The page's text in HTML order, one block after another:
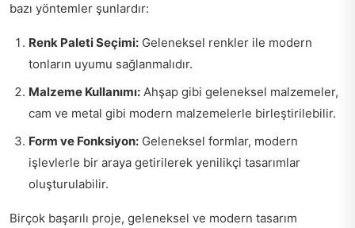
bazı yöntemler şunlardır:
Renk Paleti Seçimi: Geleneksel renkler ile modern
tonların uyumu sağlanmalıdır.
Malzeme Kullanımı: Ahşap gibi geleneksel malzemeler,
cam ve metal gibi modern malzemelerle birleştirilebilir.
Form ve Fonksiyon: Geleneksel formlar, modern
işlevlerle bir araya getirilerek yenilikçi tasarımlar
oluşturulabilir.
Birçok başarılı proje, geleneksel ve modern tasarım